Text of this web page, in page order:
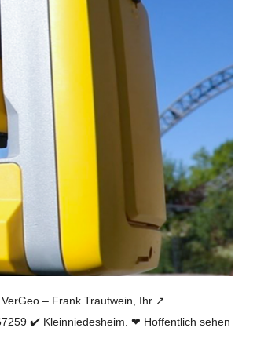
– Frank Trautwein, Ihr ↗️
✔️ Kleinniedesheim. ❤ Hoffentlich sehen